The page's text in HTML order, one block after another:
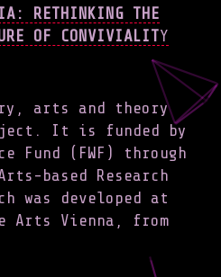
RETHINKING THE
OF CONVIVIALITY
arts and theory
It is funded by
Fund (FWF) through
based Research
was developed at
Arts Vienna, from